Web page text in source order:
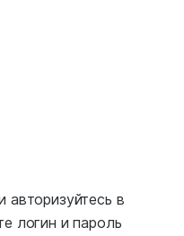
авторизуйтесь в
логин и пароль